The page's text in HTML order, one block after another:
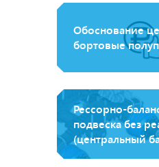
Обоснование
бортовые
Рессорно-
подвеска без
(центральный